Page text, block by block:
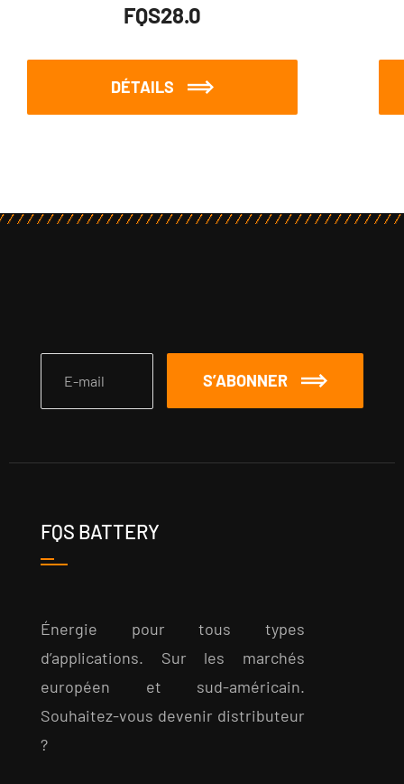
FQS28.0
DÉTAILS
S’ABONNER
FQS BATTERY
Énergie pour tous types
d’applications. Sur les marchés
européen et sud-américain.
Souhaitez-vous devenir distributeur
?